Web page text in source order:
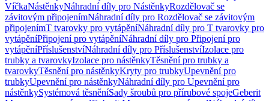
VíčkaNástěnkyNáhradní díly pro NástěnkyRozdělovač se
závitovým připojenímNáhradní díly pro Rozdělovač se závitovým
připojenímT tvarovky pro vytápěníNáhradní díly pro T tvarovky pro
vytápěníPřipojení pro vytápěníNáhradní díly pro Připojení pro
vytápěníPříslušenstvíNáhradní díly pro PříslušenstvíIzolace pro
trubky a tvarovkyIzolace pro nástěnkyTěsnění pro trubky a
tvarovkyTěsnění pro nástěnkyKryty pro trubkyUpevnění pro
trubkyUpevnění pro nástěnkyNáhradní díly pro Upevnění pro
nástěnkySystémová těsněníSady šroubů pro přírubové spojeGeberit